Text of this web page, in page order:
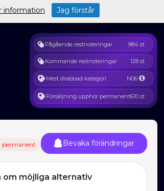
Pågående restnoteringar 984 st
Kommande restnoteringar 128 st
Mest drabbad kategori N06
Försäljning upphör permanent610 st
permanent Bevaka förändringar
möjliga alternativ
information. Jag förstår